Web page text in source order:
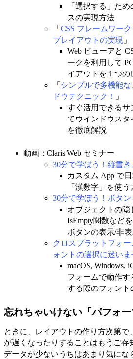
「選択する」た
スの実現方法
「 CSS フレームワー
ブレイアウトの実現 」
Web ビューアと
ークを利用して
イアウトを１つの
「 シンプルで多機能
ドウテクニック！
」
すぐ活用できるサ
てウインドウスタ
を徹底解説
動画：Claris Web セミナー
30分で学ぼう！縦書
カスタム App で
「漢数字」を使う
30分で学ぼう！ボタ
オブジェクトの隠
IsEmpty関数など
ボタンの表示/非
クロスプラットフォ
ォントの選択に迷い
macOS, Windows,
フォームで動作す
する際のフォント
忘れちゃいけない「パフォ
ときに、レイアウトの作り方次第で
が遅くなったりすることはもうご存
データが少ないうちはあまり気にな